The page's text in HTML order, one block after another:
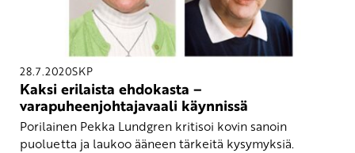
28.7.2020SKP
Kaksi erilaista ehdokasta –
varapuheenjohtajavaali käynnissä
Porilainen Pekka Lundgren kritisoi kovin sanoin
puoluetta ja laukoo ääneen tärkeitä kysymyksiä.